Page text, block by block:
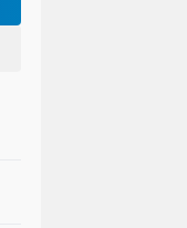
Sidoarjo Tegaskan Penutupan praktik prostitusi dan Usaha Miras Tanpa Izin, Bupati Subandi dan Forkopimda Siap Turun ke Lapangan.